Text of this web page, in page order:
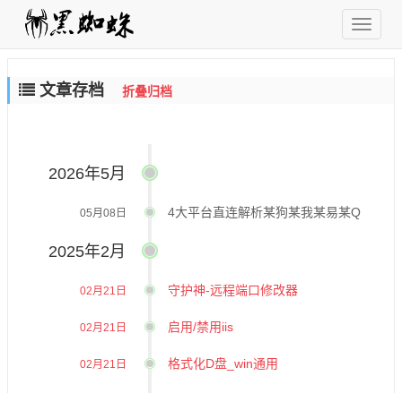
文章存档 折叠归档
2026年5月
05月08日 4大平台直连解析某狗某我某易某Q
2025年2月
02月21日 守护神-远程端口修改器
02月21日 启用/禁用iis
02月21日 格式化D盘_win通用